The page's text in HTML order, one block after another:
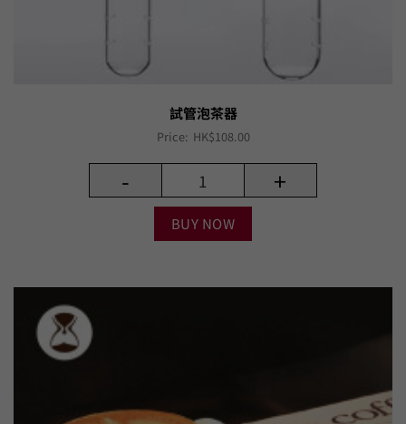
試管泡茶器
Price: HK$108.00
- +
BUY NOW